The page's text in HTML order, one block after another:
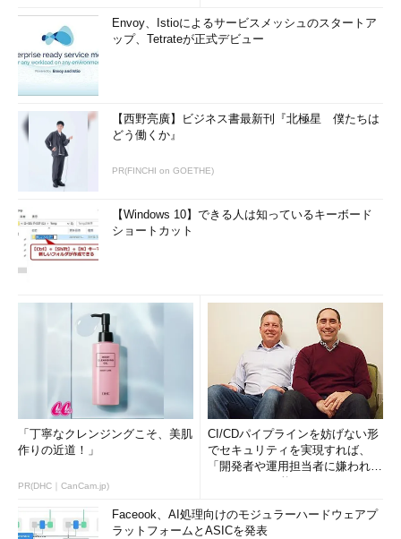
Envoy、Istioによるサービスメッシュのスタートア
ップ、Tetrateが正式デビュー
【西野亮廣】ビジネス書最新刊『北極星 僕たちは
どう働くか』
PR(FINCHI on GOETHE)
【Windows 10】できる人は知っているキーボード
ショートカット
「丁寧なクレンジングこそ、美肌
作りの近道！」
PR(DHC｜CanCam.jp)
CI/CDパイプラインを妨げない形
でセキュリティを実現すれば、
「開発者や運用担当者に嫌われな
Faceook、AI処理向けのモジュラーハードウェアプ
ラットフォームとASICを発表